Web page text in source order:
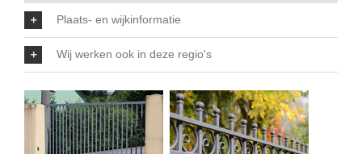
Plaats- en wijkinformatie
Wij werken ook in deze regio's